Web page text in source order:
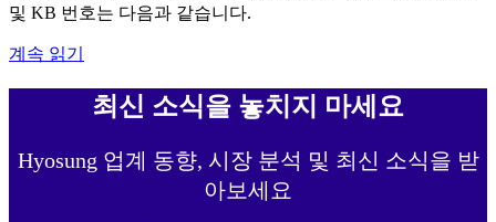
및 KB 번호는 다음과 같습니다.
계속 읽기
최신 소식을 놓치지 마세요
Hyosung 업계 동향, 시장 분석 및 최신 소식을 받
아보세요